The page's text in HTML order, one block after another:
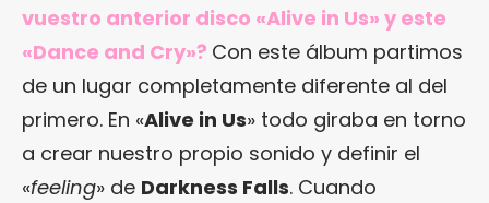
vuestro anterior disco «Alive in Us» y este
«Dance and Cry»? Con este álbum partimos
de un lugar completamente diferente al del
primero. En «Alive in Us» todo giraba en torno
a crear nuestro propio sonido y definir el
«feeling» de Darkness Falls. Cuando